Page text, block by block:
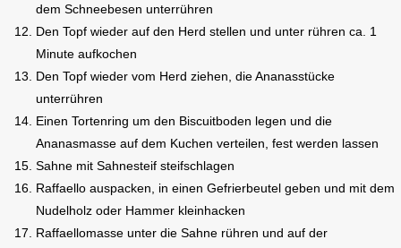
dem Schneebesen unterrühren
Den Topf wieder auf den Herd stellen und unter rühren ca. 1
Minute aufkochen
Den Topf wieder vom Herd ziehen, die Ananasstücke
unterrühren
Einen Tortenring um den Biscuitboden legen und die
Ananasmasse auf dem Kuchen verteilen, fest werden lassen
Sahne mit Sahnesteif steifschlagen
Raffaello auspacken, in einen Gefrierbeutel geben und mit dem
Nudelholz oder Hammer kleinhacken
Raffaellomasse unter die Sahne rühren und auf der